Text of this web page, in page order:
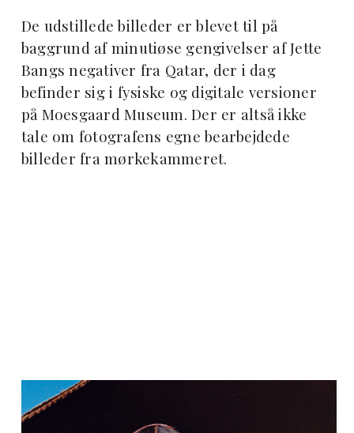
De udstillede billeder er blevet til på
baggrund af minutiøse gengivelser af Jette
Bangs negativer fra Qatar, der i dag
befinder sig i fysiske og digitale versioner
på Moesgaard Museum. Der er altså ikke
tale om fotografens egne bearbejdede
billeder fra mørkekammeret.